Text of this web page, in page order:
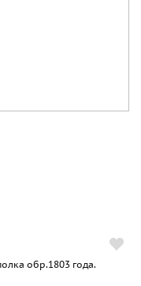
обр.1803 года.